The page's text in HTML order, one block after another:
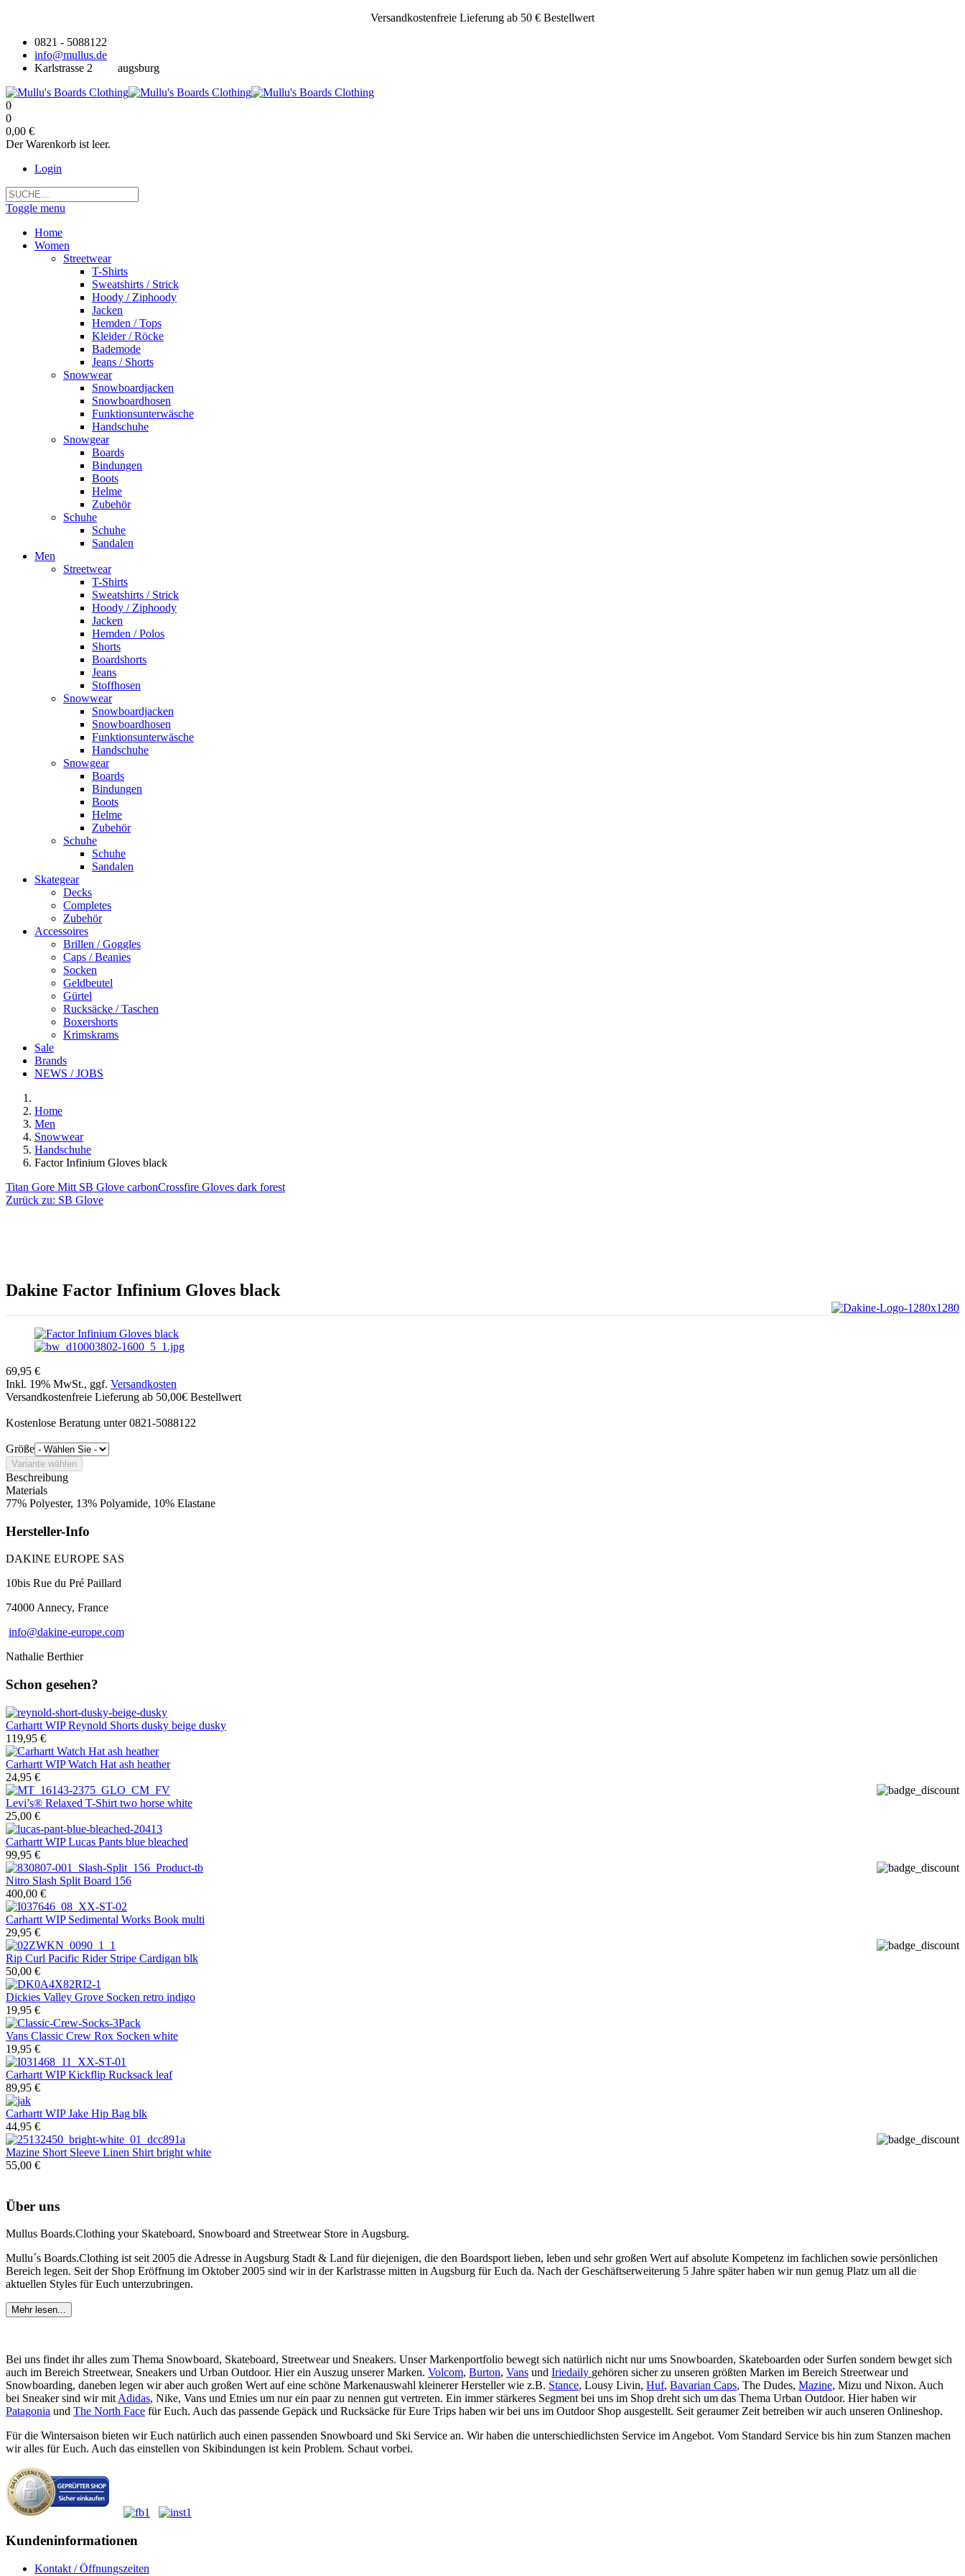
Versandkostenfreie Lieferung ab 50 € Bestellwert
0821 - 5088122
info@mullus.de
Karlstrasse 2
augsburg
0
0
0,00 €
Der Warenkorb ist leer.
Login
Toggle menu
Home
Women
Streetwear
T-Shirts
Sweatshirts / Strick
Hoody / Ziphoody
Jacken
Hemden / Tops
Kleider / Röcke
Bademode
Jeans / Shorts
Snowwear
Snowboardjacken
Snowboardhosen
Funktionsunterwäsche
Handschuhe
Snowgear
Boards
Bindungen
Boots
Helme
Zubehör
Schuhe
Schuhe
Sandalen
Men
Streetwear
T-Shirts
Sweatshirts / Strick
Hoody / Ziphoody
Jacken
Hemden / Polos
Shorts
Boardshorts
Jeans
Stoffhosen
Snowwear
Snowboardjacken
Snowboardhosen
Funktionsunterwäsche
Handschuhe
Snowgear
Boards
Bindungen
Boots
Helme
Zubehör
Schuhe
Schuhe
Sandalen
Skategear
Decks
Completes
Zubehör
Accessoires
Brillen / Goggles
Caps / Beanies
Socken
Geldbeutel
Gürtel
Rucksäcke / Taschen
Boxershorts
Krimskrams
Sale
Brands
NEWS / JOBS
Home
Men
Snowwear
Handschuhe
Factor Infinium Gloves black
Titan Gore Mitt SB Glove carbonCrossfire Gloves dark forest
Zurück zu: SB Glove
Dakine Factor Infinium Gloves black
69,95 €
Inkl. 19% MwSt., ggf. Versandkosten
Versandkostenfreie Lieferung ab 50,00€ Bestellwert
Kostenlose Beratung unter 0821-5088122
Größe
Beschreibung
Materials
77% Polyester, 13% Polyamide, 10% Elastane
Hersteller-Info
DAKINE EUROPE SAS
10bis Rue du Pré Paillard
74000 Annecy, France
info@dakine-europe.com
Nathalie Berthier
Schon gesehen?
Carhartt WIPReynold Shorts dusky beige dusky
119,95 €
Carhartt WIPWatch Hat ash heather
24,95 €
Levi’s® Relaxed T-Shirt two horse white
25,00 €
Carhartt WIPLucas Pants blue bleached
99,95 €
Nitro Slash Split Board 156
400,00 €
Carhartt WIPSedimental Works Book multi
29,95 €
Rip Curl Pacific Rider Stripe Cardigan blk
50,00 €
Dickies Valley Grove Socken retro indigo
19,95 €
Vans Classic Crew Rox Socken white
19,95 €
Carhartt WIPKickflip Rucksack leaf
89,95 €
Carhartt WIPJake Hip Bag blk
44,95 €
Mazine Short Sleeve Linen Shirt bright white
55,00 €
Über uns
Mullus Boards.Clothing your Skateboard, Snowboard and Streetwear Store in Augsburg.
Mullu´s Boards.Clothing ist seit 2005 die Adresse in Augsburg Stadt & Land für diejenigen, die den Boardsport lieben, leben und sehr großen Wert auf absolute Kompetenz im fachlichen sowie persönlichen
Bereich legen. Seit der Shop Eröffnung im Oktober 2005 sind wir in der Karlstrasse mitten in Augsburg für Euch da. Nach der Geschäftserweiterung 5 Jahre später haben wir nun genug Platz um all die
aktuellen Styles für Euch unterzubringen.
Mehr lesen...
Bei uns findet ihr alles zum Thema Snowboard, Skateboard, Streetwear und Sneakers. Unser Markenportfolio bewegt sich natürlich nicht nur ums Snowboarden, Skateboarden oder Surfen sondern bewget sich
auch im Bereich Streetwear, Sneakers und Urban Outdoor. Hier ein Auszug unserer Marken. Volcom, Burton, Vans und Iriedaily gehören sicher zu unseren größten Marken im Bereich Streetwear und
Snowboarding, daneben legen wir aber auch großen Wert auf eine schöne Markenauswahl kleinerer Hersteller wie z.B. Stance, Lousy Livin, Huf, Bavarian Caps, The Dudes, Mazine, Mizu und Nixon. Auch
bei Sneaker sind wir mit Adidas, Nike, Vans und Etnies um nur ein paar zu nennen gut vertreten. Ein immer stärkeres Segment bei uns im Shop dreht sich um das Thema Urban Outdoor. Hier haben wir
Patagonia und The North Face für Euch. Auch das passende Gepäck und Rucksäcke für Eure Trips haben wir bei uns im Outdoor Shop ausgestellt. Seit geraumer Zeit betreiben wir auch unseren Onlineshop.
Für die Wintersaison bieten wir Euch natürlich auch einen passenden Snowboard und Ski Service an. Wir haben die unterschiedlichsten Service im Angebot. Vom Standard Service bis hin zum Stanzen machen
wir alles für Euch. Auch das einstellen von Skibindungen ist kein Problem. Schaut vorbei.
Kundeninformationen
Kontakt / Öffnungszeiten